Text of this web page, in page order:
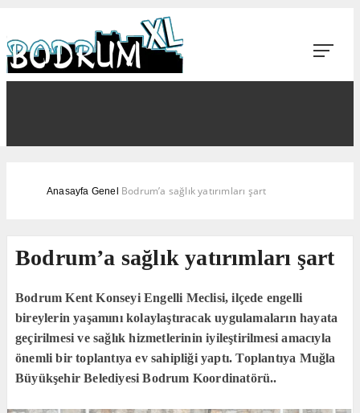
Anasayfa Genel Bodrum’a sağlık yatırımları şart
Bodrum’a sağlık yatırımları şart
Bodrum Kent Konseyi Engelli Meclisi, ilçede engelli
bireylerin yaşamını kolaylaştıracak uygulamaların hayata
geçirilmesi ve sağlık hizmetlerinin iyileştirilmesi amacıyla
önemli bir toplantıya ev sahipliği yaptı. Toplantıya Muğla
Büyükşehir Belediyesi Bodrum Koordinatörü..